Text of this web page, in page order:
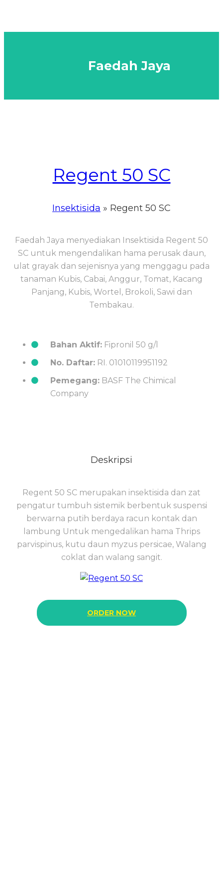
Faedah Jaya
Regent 50 SC
Insektisida » Regent 50 SC
Faedah Jaya menyediakan Insektisida Regent 50
SC untuk mengendalikan hama perusak daun,
ulat grayak dan sejenisnya yang menggagu pada
tanaman Kubis, Cabai, Anggur, Tomat, Kacang
Panjang, Kubis, Wortel, Brokoli, Sawi dan
Tembakau.
Bahan Aktif: Fipronil 50 g/l
No. Daftar: RI. 01010119951192
Pemegang: BASF The Chimical
Company
Deskripsi
Regent 50 SC merupakan insektisida dan zat
pengatur tumbuh sistemik berbentuk suspensi
berwarna putih berdaya racun kontak dan
lambung Untuk mengedalikan hama Thrips
parvispinus, kutu daun myzus persicae, Walang
coklat dan walang sangit.
ORDER NOW